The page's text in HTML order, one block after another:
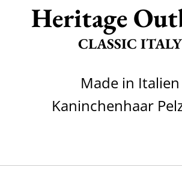
Heritage
CLASSIC ITALY
Made in Italien
Kaninchenhaar